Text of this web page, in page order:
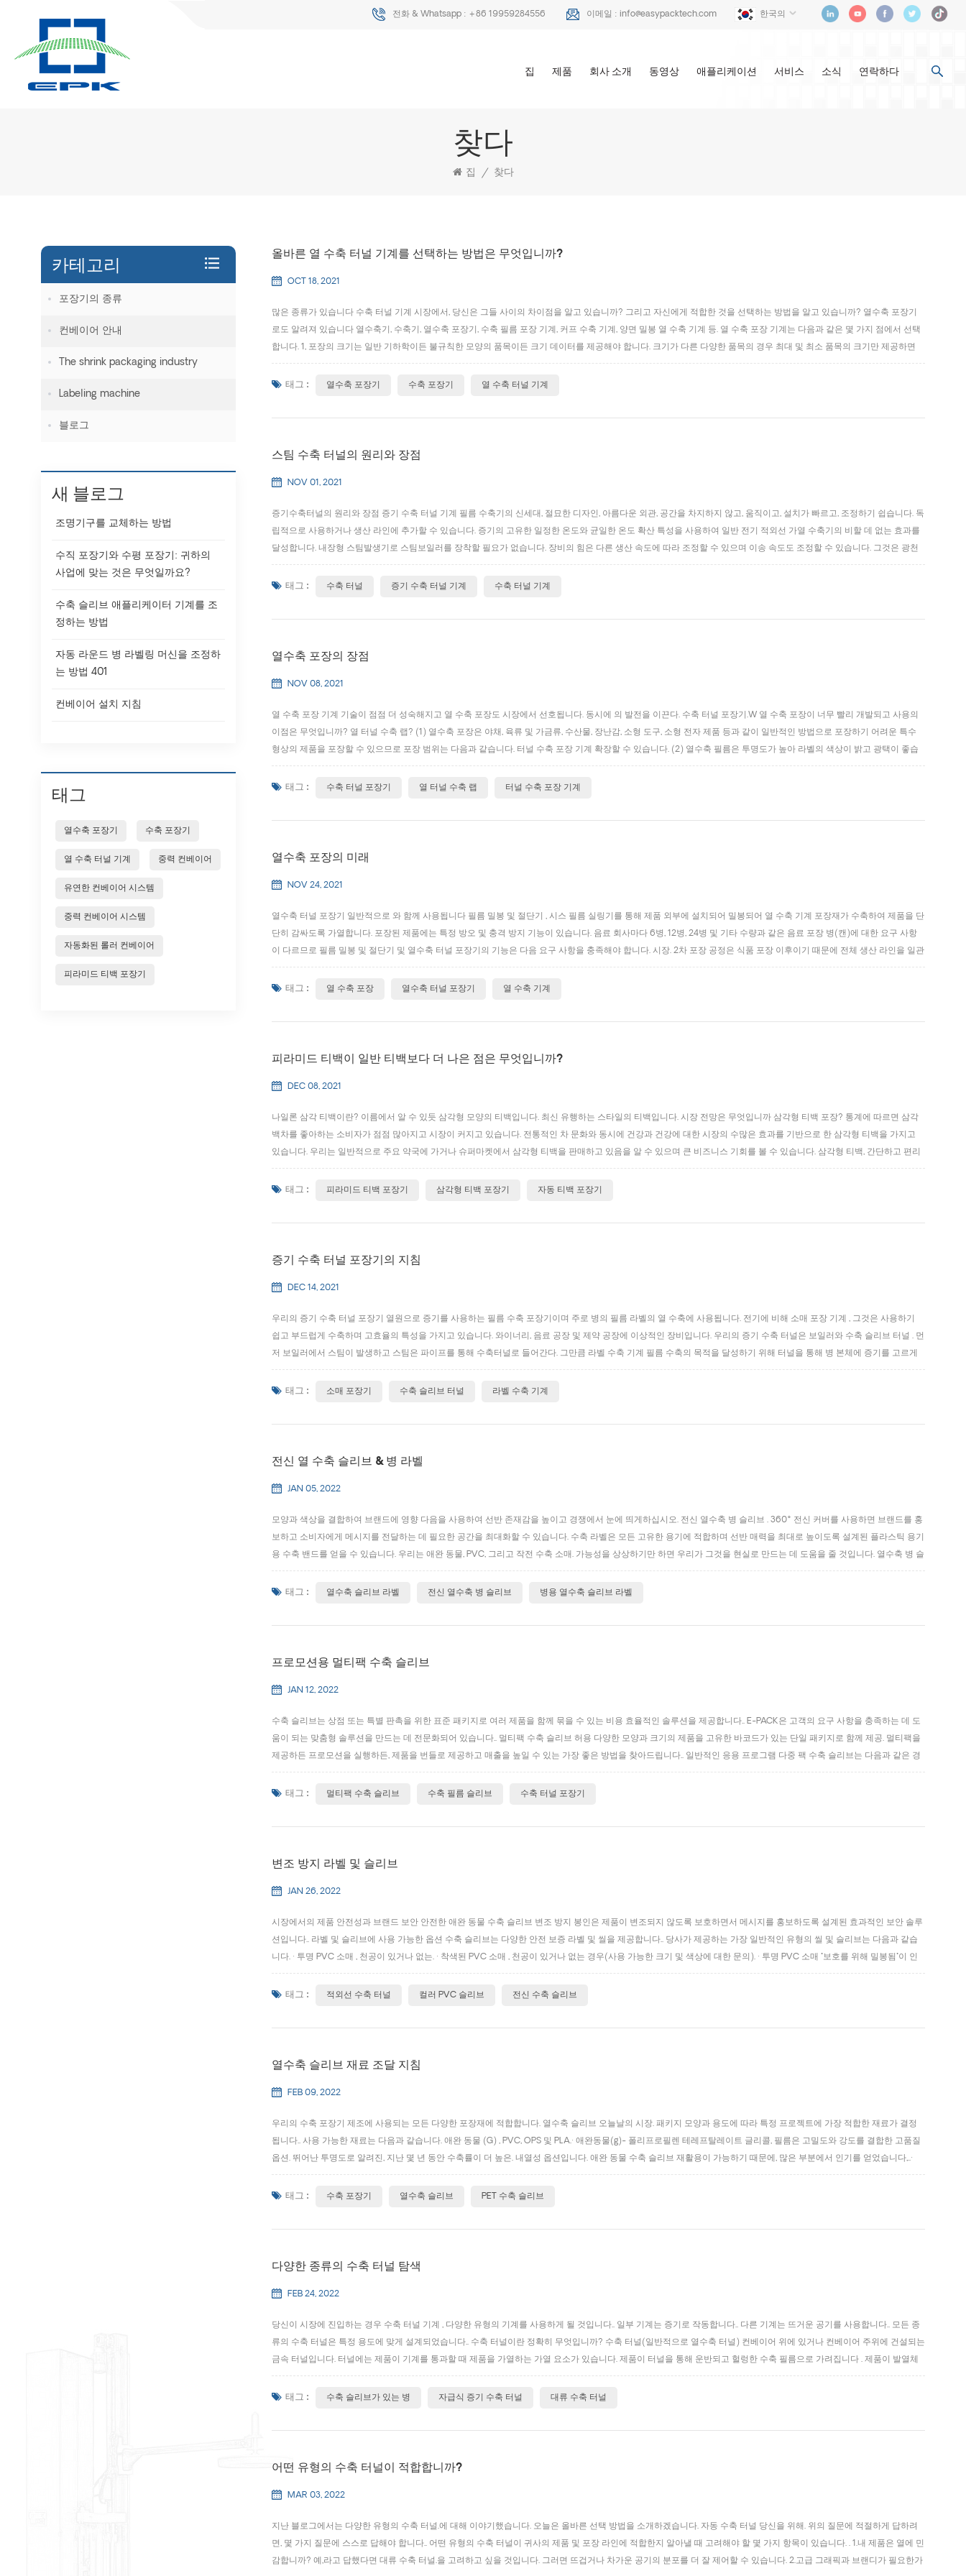
한국의
전화 & Whatsapp : +86 19959284556 이메일 : info@easypacktech.com
집 제품 회사 소개 동영상 애플리케이션 서비스 소식 연락하다
찾다
집 / 찾다
올바른 열 수축 터널 기계를 선택하는 방법은 무엇입니까?
OCT 18, 2021
많은 종류가 있습니다 수축 터널 기계 시장에서, 당신은 그들 사이의 차이점을 알고 있습니까? 그리고 자신에게 적합한 것을 선택하는 방법을 알고 있습니까? 열수축 포장기
로도 알려져 있습니다 열수축기, 수축기, 열수축 포장기, 수축 필름 포장 기계, 커프 수축 기계, 양면 밀봉 열 수축 기계 등. 열 수축 포장 기계는 다음과 같은 몇 가지 점에서 선택
합니다. 1, 포장의 크기는 일반 기하학이든 불규칙한 모양의 품목이든 크기 데이터를 제공해야 합니다. 크기가 다른 다양한 품목의 경우 최대 및 최소 품목의 크기만 제공하면
됩니다. 2, 포장 속도, 즉 프론트 엔드 들어오는 재료가 있는 경우 매일 또는 시간당 열 수축 포장 양은 프런트 엔드 들어오는 재료 속도만 알려야 합니다. 3, 고온 저항, 수축 기계
의 온도를...
태그 : 열수축 포장기 수축 포장기 열 수축 터널 기계
스팀 수축 터널의 원리와 장점
NOV 01, 2021
증기수축터널의 원리와 장점 증기 수축 터널 기계 필름 수축기의 신세대, 절묘한 디자인, 아름다운 외관, 공간을 차지하지 않고, 움직이고, 설치가 빠르고, 조정하기 쉽습니다. 독
립적으로 사용하거나 생산 라인에 추가할 수 있습니다. 증기의 고유한 일정한 온도와 균일한 온도 확산 특성을 사용하여 일반 전기 적외선 가열 수축기의 비할 데 없는 효과를
달성합니다. 내장형 스팀발생기로 스팀보일러를 장착할 필요가 없습니다. 장비의 힘은 다른 생산 속도에 따라 조정할 수 있으며 이송 속도도 조정할 수 있습니다. 그것은 광천
수, 순수한 물, 소다수, 차 음료 및 기타 식품 및 음료 산업뿐만 아니라 화장품, 샴푸 및 기타 일일 화학 산업, 조미료 및 수축 필름 포장이 필요한 기타 경우의 배럴 또는 작은 병에
널리 사용됩니다....
태그 : 수축 터널 증기 수축 터널 기계 수축 터널 기계
열수축 포장의 장점
NOV 08, 2021
열 수축 포장 기계 기술이 점점 더 성숙해지고 열 수축 포장도 시장에서 선호됩니다. 동시에 의 발전을 이끈다. 수축 터널 포장기.W 열 수축 포장이 너무 빨리 개발되고 사용의
이점은 무엇입니까? 열 터널 수축 랩? (1) 열수축 포장은 야채, 육류 및 가금류, 수산물, 장난감, 소형 도구, 소형 전자 제품 등과 같이 일반적인 방법으로 포장하기 어려운 특수
형상의 제품을 포장할 수 있으므로 포장 범위는 다음과 같습니다. 터널 수축 포장 기계 확장할 수 있습니다. (2) 열수축 필름은 투명도가 높아 라벨의 색상이 밝고 광택이 좋습
니다. 열수축기에 의해 포장된 후, 제품 개선됩니다. (3) 열 수축 필름은 수축 후 제품에 가깝고 포장이 작고 제품의 외관을 보여줄 수 있으며 수축 기계로 포장 된 제품이 아름답
습니다...
태그 : 수축 터널 포장기 열 터널 수축 랩 터널 수축 포장 기계
열수축 포장의 미래
NOV 24, 2021
열수축 터널 포장기 일반적으로 와 함께 사용됩니다 필름 밀봉 및 절단기 , 시스 필름 실링기를 통해 제품 외부에 설치되어 밀봉되어 열 수축 기계 포장재가 수축하여 제품을 단
단히 감싸도록 가열합니다. 포장된 제품에는 특정 방오 및 충격 방지 기능이 있습니다. 음료 회사마다 6병, 12병, 24병 및 기타 수량과 같은 음료 포장 병(캔)에 대한 요구 사항
이 다르므로 필름 밀봉 및 절단기 및 열수축 터널 포장기의 기능은 다음 요구 사항을 충족해야 합니다. 시장. 2차 포장 공정은 식품 포장 이후이기 때문에 전체 생산 라인을 일관
되게 만들기 위해서는 2차 포장이 충전 및 밀봉 속도를 따라잡고 자동화를 실현해야 합니다. 우리의 이해에 따르면 열 수축 필름 포장 모델의 10-130 백/분 포장 속도는 생산
라인 요구의...
태그 : 열 수축 포장 열수축 터널 포장기 열 수축 기계
피라미드 티백이 일반 티백보다 더 나은 점은 무엇입니까?
DEC 08, 2021
나일론 삼각 티백이란? 이름에서 알 수 있듯 삼각형 모양의 티백입니다. 최신 유행하는 스타일의 티백입니다. 시장 전망은 무엇입니까 삼각형 티백 포장? 통계에 따르면 삼각
백차를 좋아하는 소비자가 점점 많아지고 시장이 커지고 있습니다. 전통적인 차 문화와 동시에 건강과 건강에 대한 시장의 수많은 효과를 기반으로 한 삼각형 티백을 가지고
있습니다. 우리는 일반적으로 주요 약국에 가거나 슈퍼마켓에서 삼각형 티백을 판매하고 있음을 알 수 있으며 큰 비즈니스 기회를 볼 수 있습니다. 삼각형 티백, 간단하고 편리
한 포장이며 복용량에 따라 작은 삼각형 티백이 생산됩니다. 우리는 몇 개의 찻잎이 차 한잔을 만들 수 있는지 추측할 필요가 없습니다. 이제 삼각형 티백 팩을 넣으십시오. 컵에
끓는 물을 부어 차를 쉽게 마시십시오...
태그 : 피라미드 티백 포장기 삼각형 티백 포장기 자동 티백 포장기
증기 수축 터널 포장기의 지침
DEC 14, 2021
우리의 증기 수축 터널 포장기 열원으로 증기를 사용하는 필름 수축 포장기이며 주로 병의 필름 라벨의 열 수축에 사용됩니다. 전기에 비해 소매 포장 기계 , 그것은 사용하기
쉽고 부드럽게 수축하며 고효율의 특성을 가지고 있습니다. 와이너리, 음료 공장 및 제약 공장에 이상적인 장비입니다. 우리의 증기 수축 터널은 보일러와 수축 슬리브 터널 . 먼
저 보일러에서 스팀이 발생하고 스팀은 파이프를 통해 수축터널로 들어간다. 그만큼 라벨 수축 기계 필름 수축의 목적을 달성하기 위해 터널을 통해 병 본체에 증기를 고르게
뿌립니다. 증기 보일러에는 수위 측정기가 장착되어 있을 뿐만 아니라 자동으로 물을 추가하고 물을 멈출 수 있는 레벨 컨트롤러가 있습니다. 수축 기계가 항상 안정적인 증기
량을 유지하도록 수위를 안정적으로 ...
태그 : 소매 포장기 수축 슬리브 터널 라벨 수축 기계
전신 열 수축 슬리브 & 병 라벨
JAN 05, 2022
모양과 색상을 결합하여 브랜드에 영향 다음을 사용하여 선반 존재감을 높이고 경쟁에서 눈에 띄게하십시오. 전신 열수축 병 슬리브 . 360° 전신 커버를 사용하면 브랜드를 홍
보하고 소비자에게 메시지를 전달하는 데 필요한 공간을 최대화할 수 있습니다. 수축 라벨은 모든 고유한 용기에 적합하며 선반 매력을 최대로 높이도록 설계된 플라스틱 용기
용 수축 밴드를 얻을 수 있습니다. 우리는 애완 동물, PVC, 그리고 작전 수축 소매. 가능성을 상상하기만 하면 우리가 그것을 현실로 만드는 데 도움을 줄 것입니다. 열수축 병 슬
리브 라벨 우수한 360°장식을 제공하는 유연한 필름에 인쇄됩니다. 가열되면 이 필름은 모든 크기와 모양의 용기에 맞는 미학적으로 매력적인 장식을 만듭니다. 이 매력적인
포장은 모든 선반 공간에 완...
태그 : 열수축 슬리브 라벨 전신 열수축 병 슬리브 병용 열수축 슬리브 라벨
프로모션용 멀티팩 수축 슬리브
JAN 12, 2022
수축 슬리브는 상점 또는 특별 판촉을 위한 표준 패키지로 여러 제품을 함께 묶을 수 있는 비용 효율적인 솔루션을 제공합니다.. E-PACK은 고객의 요구 사항을 충족하는 데 도
움이 되는 맞춤형 솔루션을 만드는 데 전문화되어 있습니다.. 멀티팩 수축 슬리브 허용 다양한 모양과 크기의 제품을 고유한 바코드가 있는 단일 패키지로 함께 제공. 멀티팩을
제공하든 프로모션을 실행하든, 제품을 번들로 제공하고 매출을 높일 수 있는 가장 좋은 방법을 찾아드립니다.. 일반적인 응용 프로그램 다중 팩 수축 슬리브는 다음과 같은 경
우에 가장 일반적으로 사용됩니다. 1.계절 또는 지역 프로모션; 2.쌍둥이 및 벌크 포장 옵션; 3.맞춤형 인쇄 포장 프로모션; 4. 증정 또는 1개 구매, 1개 무료 프로모션 제공 5.시험
용 팩 크...
태그 : 멀티팩 수축 슬리브 수축 필름 슬리브 수축 터널 포장기
변조 방지 라벨 및 슬리브
JAN 26, 2022
시장에서의 제품 안전성과 브랜드 보안 안전한 애완 동물 수축 슬리브 변조 방지 봉인은 제품이 변조되지 않도록 보호하면서 메시지를 홍보하도록 설계된 효과적인 보안 솔루
션입니다.. 라벨 및 슬리브에 사용 가능한 옵션 수축 슬리브는 다양한 안전 보증 라벨 및 씰을 제공합니다.. 당사가 제공하는 가장 일반적인 유형의 씰 및 슬리브는 다음과 같습
니다. · 투명 PVC 소매 , 천공이 있거나 없는. · 착색된 PVC 소매 , 천공이 있거나 없는 경우(사용 가능한 크기 및 색상에 대한 문의). · 투명 PVC 소매 "보호를 위해 밀봉됨"이 인
쇄되어 있습니다(사용 가능한 크기 및 색상에 대한 문의). · 천공이 있거나 없는 투명한 PET 또는 PVC. · 절취선이 있거나 없는 문구 또는 로고가 있는 솔기 인쇄. · 천공이...
태그 : 적외선 수축 터널 컬러 PVC 슬리브 전신 수축 슬리브
열수축 슬리브 재료 조달 지침
FEB 09, 2022
우리의 수축 포장기 제조에 사용되는 모든 다양한 포장재에 적합합니다. 열수축 슬리브 오늘날의 시장. 패키지 모양과 용도에 따라 특정 프로젝트에 가장 적합한 재료가 결정
됩니다.. 사용 가능한 재료는 다음과 같습니다. 애완 동물 (G) , PVC, OPS 및 PLA.· 애완동물(g)- 폴리프로필렌 테레프탈레이트 글리콜, 필름은 고밀도와 강도를 결합한 고품질
옵션. 뛰어난 투명도로 알려진, 지난 몇 년 동안 수축률이 더 높은. 내열성 옵션입니다. 애완 동물 수축 슬리브 재활용이 가능하기 때문에, 많은 부분에서 인기를 얻었습니다,..·
PVC - 폴리염화비닐, 필름은 고밀도를 유지하면서 저온에서 수축합니다. PVC는 가장 일반적으로 사용되는 재료. 투명도가 좋습니다, 여러 온도에서 수축,하고 내후성이 매우
뛰어납니...
태그 : 수축 포장기 열수축 슬리브 PET 수축 슬리브
다양한 종류의 수축 터널 탐색
FEB 24, 2022
당신이 시장에 진입하는 경우 수축 터널 기계 , 다양한 유형의 기계를 사용하게 될 것입니다.. 일부 기계는 증기로 작동합니다.. 다른 기계는 뜨거운 공기를 사용합니다.. 모든 종
류의 수축 터널은 특정 용도에 맞게 설계되었습니다.. 수축 터널이란 정확히 무엇입니까? 수축 터널(일반적으로 열수축 터널) 컨베이어 위에 있거나 컨베이어 주위에 건설되는
금속 터널입니다. 터널에는 제품이 기계를 통과할 때 제품을 가열하는 가열 요소가 있습니다. 제품이 터널을 통해 운반되고 헐렁한 수축 필름으로 가려집니다 . 제품이 발열체
를 지나갈 때, 필름이 열에 노출될 때 제품 주변에서 균일하게 수축합니다.. 다양한 유형의 수축 터널 증기 수축 터널 증기 수축 터널 제품의 플라스틱 기판을 수축시키는 데 필
요한 열을 생성하기 위해 뜨...
태그 : 수축 슬리브가 있는 병 자급식 증기 수축 터널 대류 수축 터널
어떤 유형의 수축 터널이 적합합니까?
MAR 03, 2022
지난 블로그에서는 다양한 유형의 수축 터널.에 대해 이야기했습니다. 오늘은 올바른 선택 방법을 소개하겠습니다. 자동 수축 터널 당신을 위해. 위의 질문에 적절하게 답하려
면, 몇 가지 질문에 스스로 답해야 합니다.. 어떤 유형의 수축 터널이 귀사의 제품 및 포장 라인에 적합한지 알아낼 때 고려해야 할 몇 가지 항목이 있습니다. . 1.내 제품은 열에 민
감합니까? 예,라고 답했다면 대류 수축 터널.을 고려하고 싶을 것입니다. 그러면 뜨겁거나 차가운 공기의 분포를 더 잘 제어할 수 있습니다. 2.고급 그래픽과 브랜디가 필요한가
카테고리
포장기의 종류
컨베이어 안내
The shrink packaging industry
Labeling machine
블로그
새 블로그
조명기구를 교체하는 방법
수직 포장기와 수평 포장기: 귀하의
사업에 맞는 것은 무엇일까요?
수축 슬리브 애플리케이터 기계를 조
정하는 방법
자동 라운드 병 라벨링 머신을 조정하
는 방법 401
컨베이어 설치 지침
태그
열수축 포장기 수축 포장기
열 수축 터널 기계 중력 컨베이어
유연한 컨베이어 시스템
중력 컨베이어 시스템
자동화된 롤러 컨베이어
피라미드 티백 포장기